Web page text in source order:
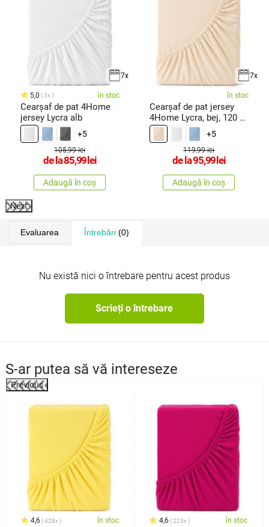
7x
5,0 3x în stoc
Cearșaf de pat 4Home
jersey Lycra alb
+5
105,99 lei
de la85,99 lei
Adaugă în coș
7x
în stoc
Cearșaf de pat jersey
4Home Lycra, bej, 120 x
200
+5
119,99 lei
de la95,99 lei
Adaugă în coș
Next
Evaluarea Întrebări(0)
Nu există nici o întrebare pentru acest produs
Scrieți o întrebare
S-ar putea să vă intereseze
Previous
4,6 428x în stoc 4,6 223x în stoc